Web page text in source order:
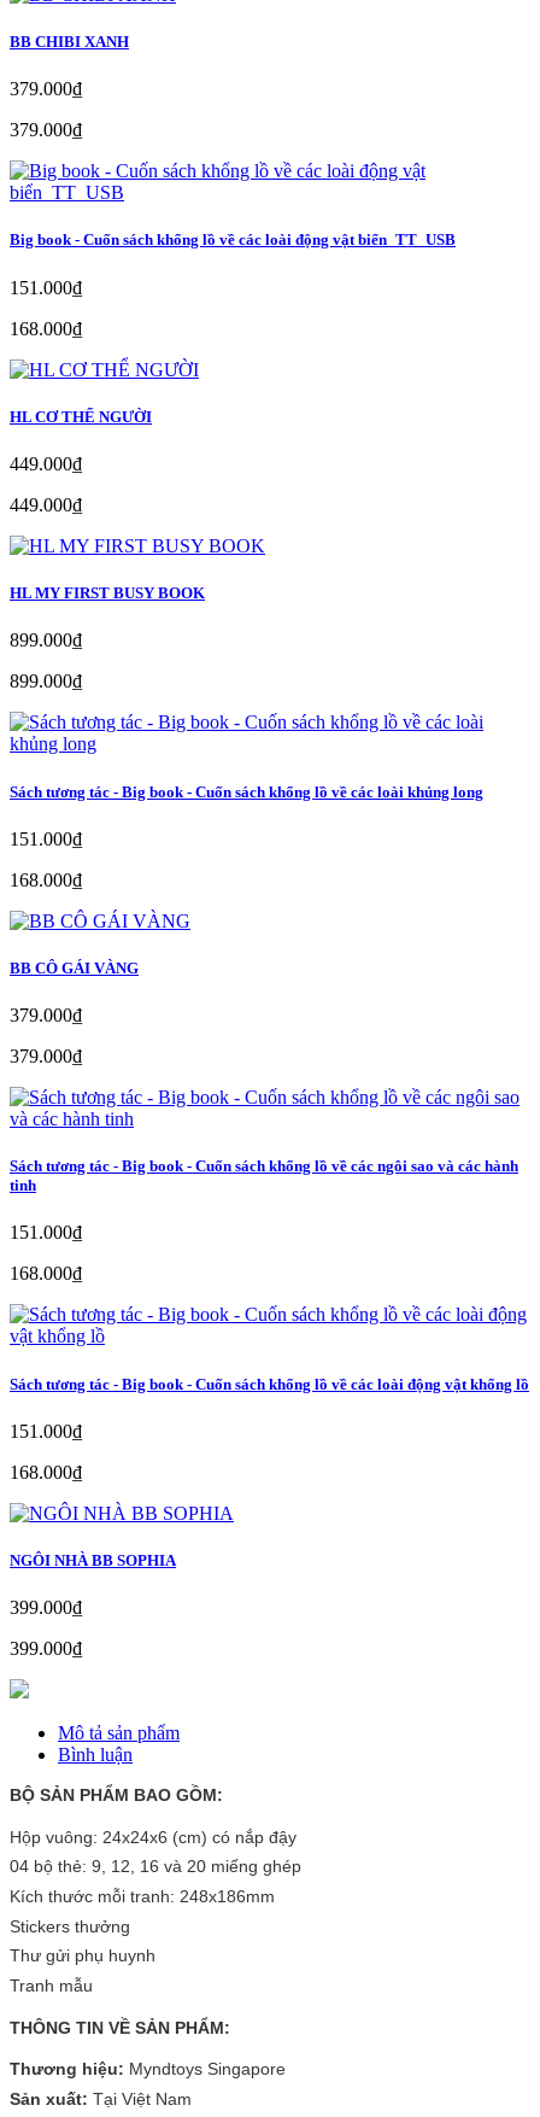
BB CHIBI XANH
379.000₫
379.000₫
Big book - Cuốn sách khổng lồ về các loài động vật biển_TT_USB
151.000₫
168.000₫
HL CƠ THỂ NGƯỜI
449.000₫
449.000₫
HL MY FIRST BUSY BOOK
899.000₫
899.000₫
Sách tương tác - Big book - Cuốn sách khổng lồ về các loài khủng long
151.000₫
168.000₫
BB CÔ GÁI VÀNG
379.000₫
379.000₫
Sách tương tác - Big book - Cuốn sách khổng lồ về các ngôi sao và các hành
tinh
151.000₫
168.000₫
Sách tương tác - Big book - Cuốn sách khổng lồ về các loài động vật khổng lồ
151.000₫
168.000₫
NGÔI NHÀ BB SOPHIA
399.000₫
399.000₫
Mô tả sản phẩm
Bình luận
BỘ SẢN PHẨM BAO GỒM:
Hộp vuông: 24x24x6 (cm) có nắp đậy
04 bộ thẻ: 9, 12, 16 và 20 miếng ghép
Kích thước mỗi tranh: 248x186mm
Stickers thưởng
Thư gửi phụ huynh
Tranh mẫu
THÔNG TIN VỀ SẢN PHẨM:
Thương hiệu: Myndtoys Singapore
Sản xuất: Tại Việt Nam